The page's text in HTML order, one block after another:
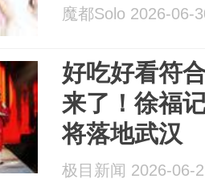
魔都Solo 2026-06-
好吃好看符
来了！徐福
将落地武汉
极目新闻 2026-06-